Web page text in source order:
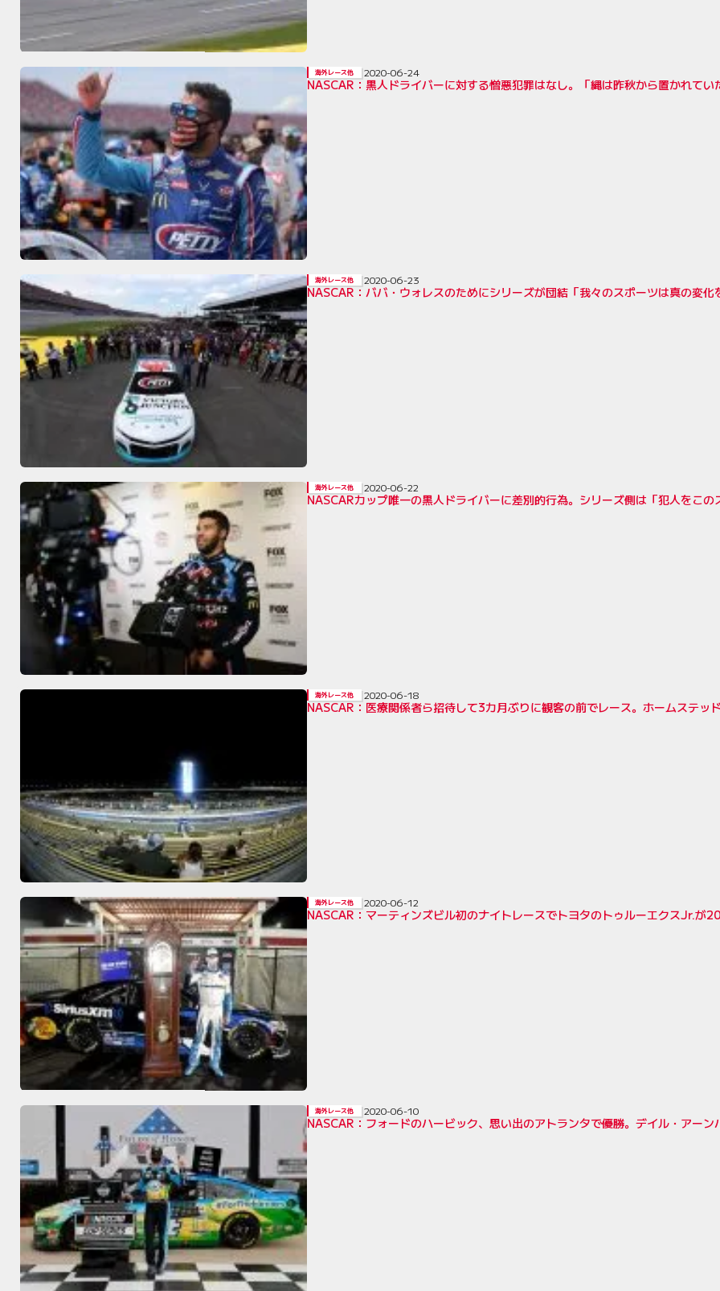
NASCAR：黒人ドライバーに対する憎悪犯罪はなし。「縄は昨秋から置かれてい
海外レース他 2020-06-24
NASCAR：ババ・ウォレスのためにシリーズが団結「我々のスポーツは真の変化
海外レース他 2020-06-23
NASCARカップ唯一の黒人ドライバーに差別的行為。シリーズ側は「犯人をこ
海外レース他 2020-06-22
NASCAR：医療関係者ら招待して3カ月ぶりに観客の前でレース。ホームステッ
海外レース他 2020-06-18
NASCAR：マーティンズビル初のナイトレースでトヨタのトゥルーエクスJr.が
海外レース他 2020-06-12
NASCAR：フォードのハービック、思い出のアトランタで優勝。デイル・アーン
海外レース他 2020-06-10